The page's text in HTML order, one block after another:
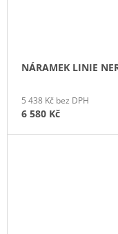
NÁRAMEK LINIE
5 438 Kč bez DPH
6 580 Kč